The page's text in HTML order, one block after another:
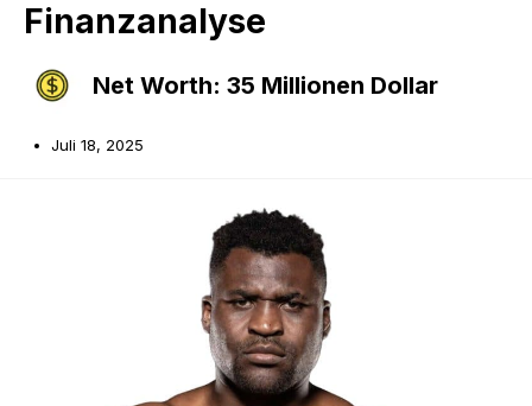
Finanzanalyse
Net Worth: 35 Millionen Dollar
Juli 18, 2025